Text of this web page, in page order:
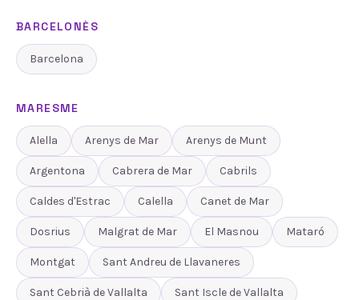
BARCELONÈS
Barcelona
MARESME
Alella Arenys de Mar Arenys de Munt
Argentona Cabrera de Mar Cabrils
Caldes d'Estrac Calella Canet de Mar
Dosrius Malgrat de Mar El Masnou Mataró
Montgat Sant Andreu de Llavaneres
Sant Cebrià de Vallalta Sant Iscle de Vallalta